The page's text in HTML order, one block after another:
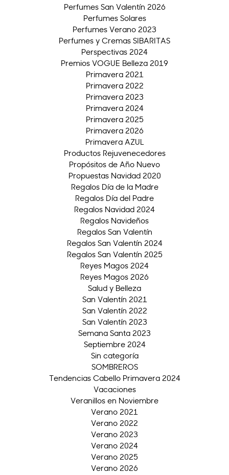
Perfumes San Valentín 2026
Perfumes Solares
Perfumes Verano 2023
Perfumes y Cremas SIBARITAS
Perspectivas 2024
Premios VOGUE Belleza 2019
Primavera 2021
Primavera 2022
Primavera 2023
Primavera 2024
Primavera 2025
Primavera 2026
Primavera AZUL
Productos Rejuvenecedores
Propósitos de Año Nuevo
Propuestas Navidad 2020
Regalos Día de la Madre
Regalos Día del Padre
Regalos Navidad 2024
Regalos Navideños
Regalos San Valentín
Regalos San Valentín 2024
Regalos San Valentín 2025
Reyes Magos 2024
Reyes Magos 2026
Salud y Belleza
San Valentín 2021
San Valentín 2022
San Valentín 2023
Semana Santa 2023
Septiembre 2024
Sin categoría
SOMBREROS
Tendencias Cabello Primavera 2024
Vacaciones
Veranillos en Noviembre
Verano 2021
Verano 2022
Verano 2023
Verano 2024
Verano 2025
Verano 2026